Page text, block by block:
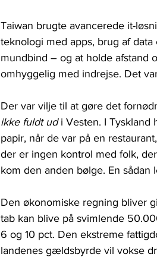
Taiwan brugte avancerede it-
teknologi med apps, brug af
mundbind – og at holde afstand
omhyggelig med indrejse. Det
Der var vilje til at gøre det
ikke fuldt ud i Vesten. I Tyskland
papir, når de var på en
der er ingen kontrol med folk,
kom den anden bølge. En
Den økonomiske regning bliver
tab kan blive på svimlende
6 og 10 pct. Den ekstreme
landenes gældsbyrde vil vokse